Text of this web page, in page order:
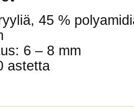
45 %
6 – 8 mm
astetta